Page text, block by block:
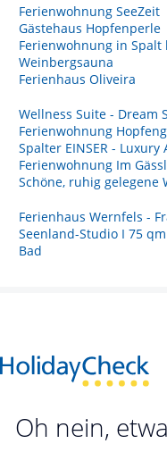
Ferienwohnung SeeZeit
Gästehaus Hopfenperle
Ferienwohnung in Spalt
Weinbergsauna
Ferienhaus Oliveira
Wellness Suite - Dream
Ferienwohnung
Spalter EINSER -
Ferienwohnung Im
Schöne, ruhig gelegene
Ferienhaus Wernfels -
Seenland-Studio I 75
Bad
Oh nein,